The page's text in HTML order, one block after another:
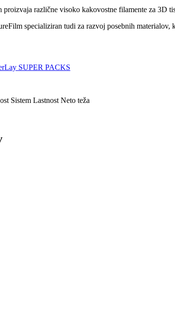
različne visoko kakovostne filamente za 3D
specializiran tudi za razvoj posebnih materialov,
SUPER PACKS
Sistem Lastnost Neto teža